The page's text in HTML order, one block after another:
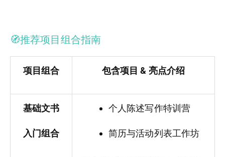
🧭推荐项目组合指南
项目组合 包含项目 & 亮点介绍
基础文书
入门组合
个人陈述写作特训营
简历与活动列表工作坊